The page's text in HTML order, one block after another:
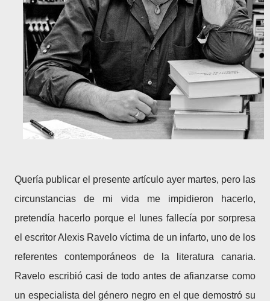
Quería publicar el presente artículo ayer martes, pero las
circunstancias de mi vida me impidieron hacerlo,
pretendía hacerlo porque el lunes fallecía por sorpresa
el escritor Alexis Ravelo víctima de un infarto, uno de los
referentes contemporáneos de la literatura canaria.
Ravelo escribió casi de todo antes de afianzarse como
un especialista del género negro en el que demostró su